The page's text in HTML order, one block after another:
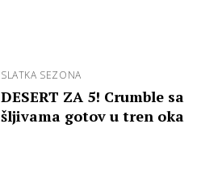
SLATKA SEZONA
DESERT ZA 5! Crumble sa
šljivama gotov u tren oka